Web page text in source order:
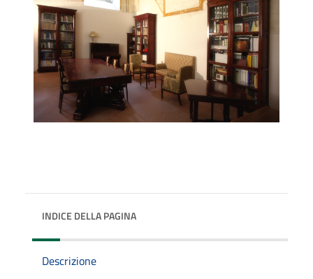
INDICE DELLA PAGINA
Descrizione